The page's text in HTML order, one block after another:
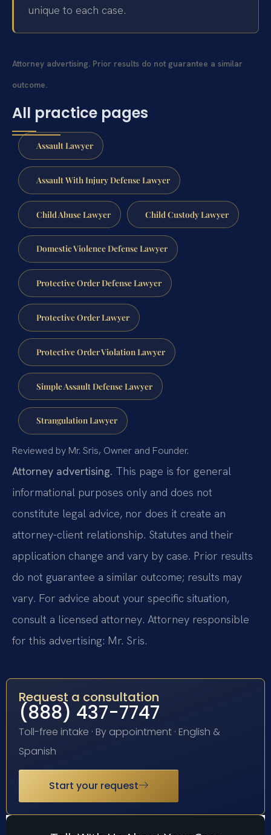
unique to each case.
Attorney advertising. Prior results do not guarantee a similar
outcome.
All practice pages
Assault Lawyer
Assault With Injury Defense Lawyer
Child Abuse Lawyer Child Custody Lawyer
Domestic Violence Defense Lawyer
Protective Order Defense Lawyer
Protective Order Lawyer
Protective Order Violation Lawyer
Simple Assault Defense Lawyer
Strangulation Lawyer
Reviewed by Mr. Sris, Owner and Founder.
Attorney advertising. This page is for general
informational purposes only and does not
constitute legal advice, nor does it create an
attorney-client relationship. Statutes and their
application change and vary by case. Prior results
do not guarantee a similar outcome; results may
vary. For advice about your specific situation,
consult a licensed attorney. Attorney responsible
for this advertising: Mr. Sris.
Request a consultation
(888) 437-7747
Toll-free intake · By appointment · English &
Spanish
Start your request